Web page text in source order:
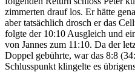
zimmerten drauf los. Er hätte
aber tatsächlich drosch er das
folgte der 10:10 Ausgleich und
von Jannes zum 11:10. Da der
Doppel gebührte, war das 8:8
Schlusspunkt klingelte es